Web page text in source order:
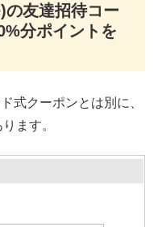
友達招待コー
分ポイントを
式クーポンとは別に、
ます。